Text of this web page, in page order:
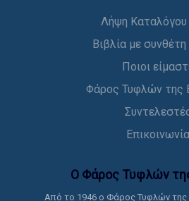
Λήψη Καταλόγου
Βιβλία με
Ποιοι
Φάρος Τυφλών της
Επικοινωνία
Ο Φάρος Τυφλών
Από το 1946 ο Φάρος Τυφλών της